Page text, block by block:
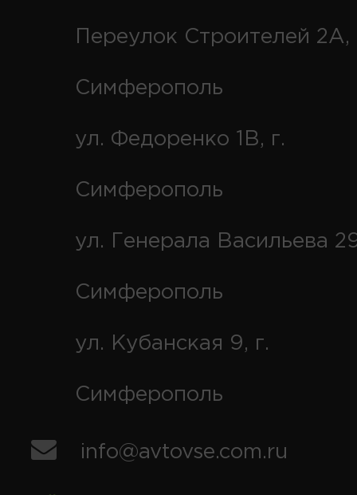
Переулок Строителей 2А,
Симферополь
ул. Федоренко 1В, г.
Симферополь
ул. Генерала Васильева
Симферополь
ул. Кубанская 9, г.
Симферополь
info@avtovse.com.ru